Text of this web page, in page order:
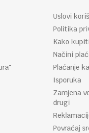
Uslovi
Politika
Kako kupiti
Načini
Plaćanje
Isporuka
Zamjena
drugi
Povraćaj